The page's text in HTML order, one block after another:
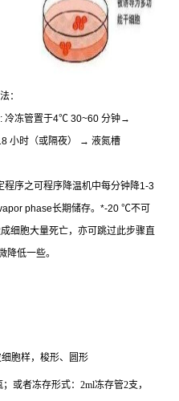
：
: 冷冻管置于4℃ 30~60 分钟→
小时（或隔夜） → 液氮槽
程序之可程序降温机中每分钟降1-3
phase长期储存。 *-20 ℃不可
细胞大量死亡，亦可跳过此步骤直
降低一些。
胞样，梭形、圆形
；或者冻存形式： 2ml冻存管2支，